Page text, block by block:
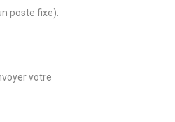
poste fixe).
votre